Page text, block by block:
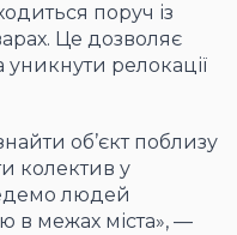
поруч із
Це дозволяє
релокації
об’єкт поблизу
колектив у
людей
в межах міста», —